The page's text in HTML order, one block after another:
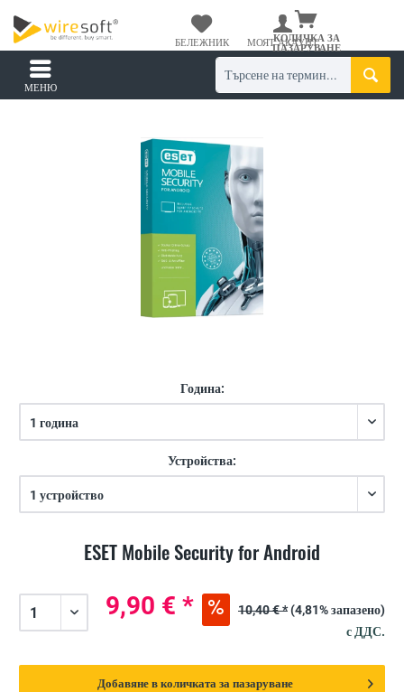
КОЛИЧКА ЗА
ПАЗАРУВАНЕ
БЕЛЕЖНИК МОЯТ АКАУНТ
МЕНЮ
ESET Mobile Security for Android
Година:
Устройства:
9,90 € * 10,40 € *(4,81% запазено)
с ДДС.
Добавяне в количката за пазаруване